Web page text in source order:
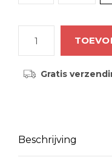
Gratis
Beschrijving